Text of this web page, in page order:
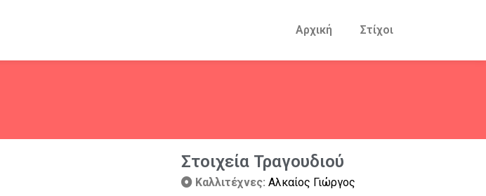
Αρχική Στίχοι
Στοιχεία Τραγουδιού
Καλλιτέχνες: Αλκαίος Γιώργος